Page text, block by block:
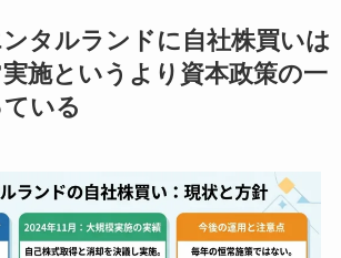
タルランドに自社株買いは
施というより資本政策の一
いる